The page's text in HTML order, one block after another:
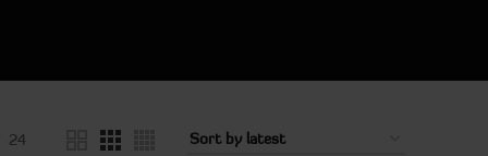
24